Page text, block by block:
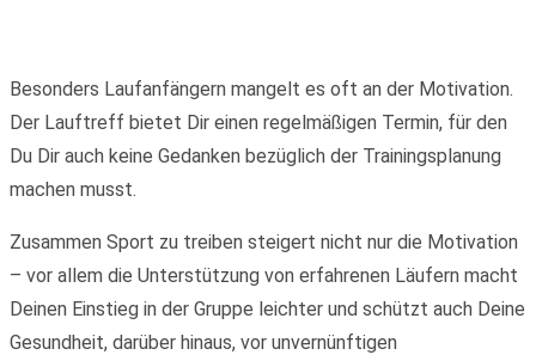
Besonders Laufanfängern mangelt es oft an der Motivation.
Der Lauftreff bietet Dir einen regelmäßigen Termin, für den
Du Dir auch keine Gedanken bezüglich der Trainingsplanung
machen musst.
Zusammen Sport zu treiben steigert nicht nur die Motivation
– vor allem die Unterstützung von erfahrenen Läufern macht
Deinen Einstieg in der Gruppe leichter und schützt auch Deine
Gesundheit, darüber hinaus, vor unvernünftigen